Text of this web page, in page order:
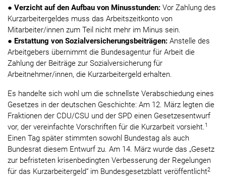
● Verzicht auf den Aufbau von Minusstunden: Vor Zahlung des
Kurzarbeitergeldes muss das Arbeitszeitkonto von
Mitarbeiter/innen zum Teil nicht mehr im Minus sein.
● Erstattung von Sozialversicherungsbeiträgen: Anstelle des
Arbeitgebers übernimmt die Bundesagentur für Arbeit die
Zahlung der Beiträge zur Sozialversicherung für
Arbeitnehmer/innen, die Kurzarbeitergeld erhalten.
Es handelte sich wohl um die schnellste Verabschiedung eines
Gesetzes in der deutschen Geschichte: Am 12. März legten die
Fraktionen der CDU/CSU und der SPD einen Gesetzesentwurf
vor, der vereinfachte Vorschriften für die Kurzarbeit vorsieht.1
Einen Tag später stimmten sowohl Bundestag als auch
Bundesrat diesem Entwurf zu. Am 14. März wurde das „Gesetz
zur befristeten krisenbedingten Verbesserung der Regelungen
für das Kurzarbeitergeld“ im Bundesgesetzblatt veröffentlicht2